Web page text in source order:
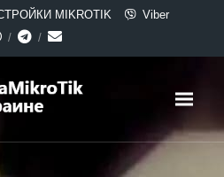
MIKROTIK Viber